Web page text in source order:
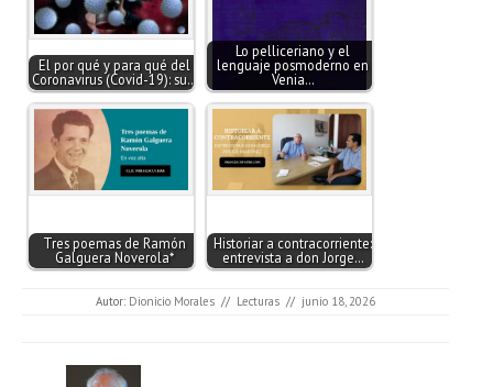
El por qué y para qué del
Coronavirus (Covid-19): su…
Lo pelliceriano y el
lenguaje posmoderno en
Venia…
Tres poemas de Ramón
Galguera Noverola*
Historiar a contracorriente:
entrevista a don Jorge…
Autor: Dionicio Morales // Lecturas // junio 18, 2026